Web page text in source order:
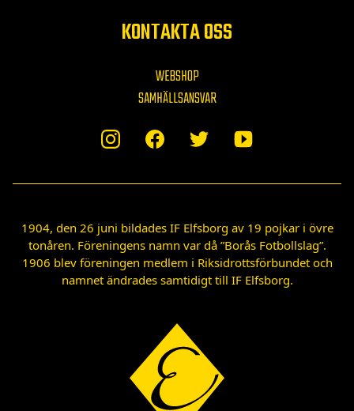
KONTAKTA OSS
WEBSHOP
SAMHÄLLSANSVAR
1904, den 26 juni bildades IF Elfsborg av 19 pojkar i övre
tonåren. Föreningens namn var då ”Borås Fotbollslag”.
1906 blev föreningen medlem i Riksidrottsförbundet och
namnet ändrades samtidigt till IF Elfsborg.